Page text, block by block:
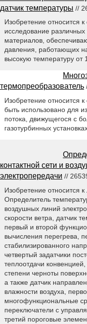
датчик температуры //
Изобретение относится
исследование
материалов,
давления, работающих
высокую температуру от
термопреобразователь
Изобретение относится
быть использовано для
потока, движущегося с
газотурбинных
контактной сети и
электропередачи //
Изобретение относится
Определитель
воздушных линий
скорости ветра, датчик
первый и второй
вычисления перегрева,
стабилизированного
четвертый задатчики
теплоотдачи
степени черноты
а также датчик
влажности воздуха,
многофункциональные
переключатели с
третий пороговые